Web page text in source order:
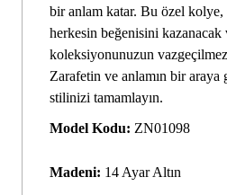
bir anlam katar. Bu özel kolye,
herkesin beğenisini kazanacak
koleksiyonunuzun
Zarafetin ve anlamın bir
stilinizi tamamlayın.
Model Kodu: ZN01098
Madeni: 14 Ayar Altın